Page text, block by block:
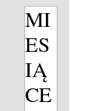
MI
ES
IĄ
CE